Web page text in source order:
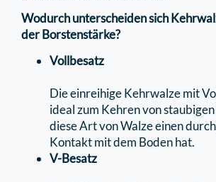
Wodurch unterscheiden sich
der Borstenstärke?
Vollbesatz
Die einreihige Kehrwalze mit
ideal zum Kehren von
diese Art von Walze einen
Kontakt mit dem Boden hat.
V-Besatz